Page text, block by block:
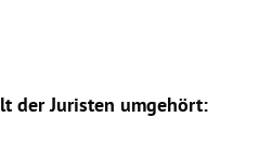
der Juristen umgehört: